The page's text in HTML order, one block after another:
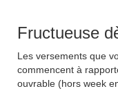
Fructueuse
Les versements que
commencent à
ouvrable (hors week